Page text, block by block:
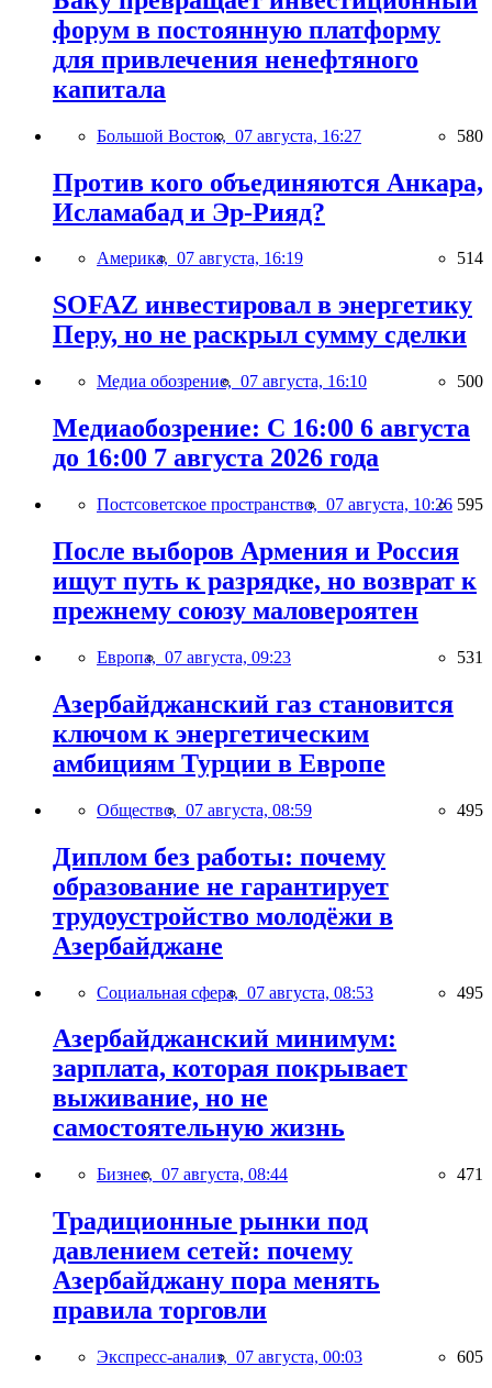
форум в постоянную платформу
для привлечения ненефтяного
капитала
Большой Восток, 07 августа, 16:27 580
Против кого объединяются Анкара,
Исламабад и Эр-Рияд?
Америка, 07 августа, 16:19 514
SOFAZ инвестировал в энергетику
Перу, но не раскрыл сумму сделки
Медиа обозрение, 07 августа, 16:10 500
Медиаобозрение: С 16:00 6 августа
до 16:00 7 августа 2026 года
Постсоветское пространство, 07 августа, 10:26 595
После выборов Армения и Россия
ищут путь к разрядке, но возврат к
прежнему союзу маловероятен
Европа, 07 августа, 09:23 531
Азербайджанский газ становится
ключом к энергетическим
амбициям Турции в Европе
Общество, 07 августа, 08:59 495
Диплом без работы: почему
образование не гарантирует
трудоустройство молодёжи в
Азербайджане
Социальная сфера, 07 августа, 08:53 495
Азербайджанский минимум:
зарплата, которая покрывает
выживание, но не
самостоятельную жизнь
Бизнес, 07 августа, 08:44 471
Традиционные рынки под
давлением сетей: почему
Азербайджану пора менять
правила торговли
Экспресс-анализ, 07 августа, 00:03 605